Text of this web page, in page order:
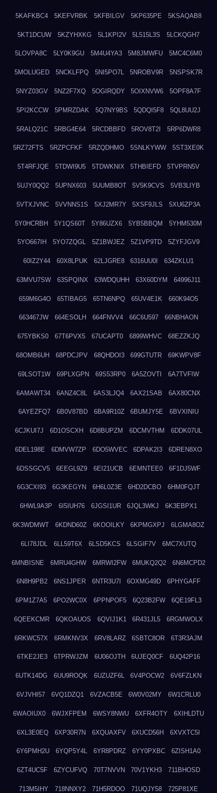
5KAFKBC4 5KEFVRBK 5KFBILGV 5KP635PE 5KSAQAB8
5KT1DCUW 5KZYHXKG 5L1KPI2V 5L515L3S 5LCKQGH7
5LOVPA8C 5LY0K9GU 5M4U4YA3 5M8JMWFU 5MC4C6M0
5MOLUGED 5NCKLFPQ 5NI5PO7L 5NROBV9R 5NSPSK7R
5NYZ03GV 5NZ2F7XQ 5OGIRQDY 5OIXNVW6 5OPF8A7F
5PI2KCCW 5PMRZDAK 5Q7NY9BS 5QDQI5F8 5QL8UU2J
5RALQ21C 5RBG4E64 5RCDBBFD 5ROV8T2I 5RP6DWR8
5RZ72FTS 5RZPCFKF 5RZQDHMO 5SNLKYWW 5ST3XE0K
5T4RFJQE 5TDWI9U5 5TDWKNIX 5THBIEFD 5TVPRN5V
5UJY0QQ2 5UPNX603 5UUMB8OT 5V5K9CVS 5VB3LIYB
5VTXJVNC 5VVNNS1S 5XJ2MR7Y 5XSF9JLS 5XU6ZP3A
5Y0HCRBH 5Y1QS60T 5Y86UZX6 5YB5BBQM 5YHM530M
5YO667IH 5YO7ZQGL 5Z1BWJEZ 5Z1VP9TD 5ZYFJGV9
60IZ2Y44 60X8LPUK 62LJGRE8 6316UU0I 634ZKLU1
63MVU7SW 63SPQINX 63WDQUHH 63X60DYM 64996J11
659M6G4O 65TIBAG5 65TN6NPQ 65UV4E1K 660K94O5
663467JW 664ESOLH 664FNVV4 66C6U597 66NBHAON
675YBKS0 67T6PVX5 67UCAPT0 6899WHVC 68EZZKJQ
68OMB6UH 68PDCJPV 68QHDOI3 699GTUTR 69KWPV8F
69LSOT1W 69PLXGPN 69S53RP0 6A5ZOVTI 6A7TVFIW
6AMAWT34 6ANZ4C8L 6AS3LJQ4 6AX21SAB 6AX80CNX
6AYEZFQ7 6B0V87BD 6BA9R10Z 6BUMJY5E 6BVXINIU
6CJKUI7J 6D1OSCXH 6D8BUPZM 6DCMVTHM 6DDK07UL
6DEL198E 6DMVW7ZP 6DO5WVEC 6DPAK2I3 6DREN8XO
6DSSGCV5 6EEGL9Z9 6EI21UCB 6EMNTEE0 6F1DJ5WF
6G3CXI93 6G3KEGYN 6H6L0Z3E 6HD2DCBO 6HM0FQJT
6HWL9A3P 6I5IUH76 6JGSI1UR 6JQL3WKJ 6K3EBPX1
6K3WDMWT 6KDND60Z 6KOOILKY 6KPMGXPJ 6LGMA8OZ
6LI78JDL 6LL59T6X 6LSD5KCS 6LSGIF7V 6MC7XUTQ
6MNBISNE 6MRU4GHW 6MRWI2FW 6MUKQ2Q2 6N6MCPD2
6N8H9PB2 6NS1JPER 6NTR3U7I 6OXMG49D 6PHYGAFF
6PM1Z7A5 6PO2WC0X 6PPNPOF5 6Q23B2FW 6QE19FL3
6QEEKCMR 6QKOAUOS 6QVIJ1K1 6R431JL5 6RGMWOLX
6RKWC57X 6RMKNV3X 6RV8LARZ 6SBTC8OR 6T3R3AJM
6TKE2JE3 6TPRWJZM 6U06OJTH 6UJEQ0CF 6UQ42P16
6UTK14DG 6UU9ROQK 6UZUZF6L 6V4POCW2 6V6FZLKN
6VJVHI57 6VQ1DZQ1 6VZACB5E 6W0V02MY 6W1CRLU0
6WAOIUX0 6WJXFPEM 6WSY8NWU 6XFR4OTY 6XIHLDTU
6XL3E0EQ 6XP30R7N 6XQUAXFV 6XUCD56H 6XVXTC5I
6Y6PMH2U 6YQP5Y4L 6YR8PDRZ 6YY0PXBC 6ZISH1A0
6ZT4UC5F 6ZYCUFVQ 70T7NVVN 70V1YKH3 711BHOSD
713M5IHY 718NNXY2 71H5RDOO 71UQJY58 725P81XE